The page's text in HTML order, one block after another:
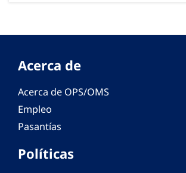
Acerca de
Acerca de OPS/OMS
Empleo
Pasantías
Políticas